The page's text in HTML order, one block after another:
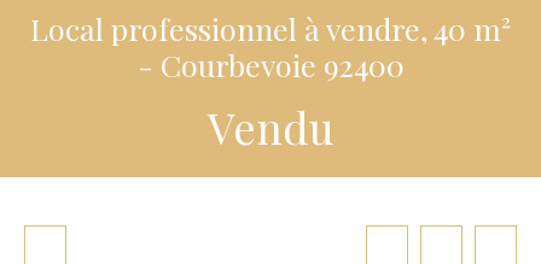
Local professionnel à vendre, 40 m²
- Courbevoie 92400
Vendu